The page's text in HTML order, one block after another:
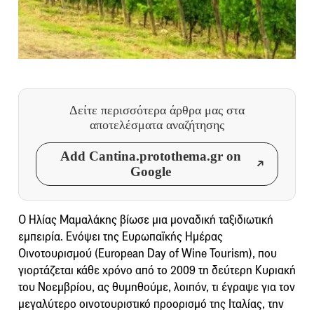
Δείτε περισσότερα άρθρα μας στα
αποτελέσματα αναζήτησης
Add Cantina.protothema.gr on
Google
Ο Ηλίας Μαμαλάκης βίωσε μια μοναδική ταξιδιωτική
εμπειρία. Ενόψει της Ευρωπαϊκής Ημέρας
Οινοτουρισμού (European Day of Wine Tourism), που
γιορτάζεται κάθε χρόνο από το 2009 τη δεύτερη Κυριακή
του Νοεμβρίου, ας θυμηθούμε, λοιπόν, τι έγραψε για τον
μεγαλύτερο οινοτουριστικό προορισμό της Ιταλίας, την